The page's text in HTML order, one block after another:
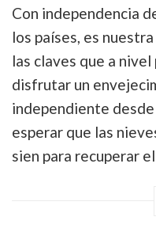
Con independencia
los países, es
las claves que a
disfrutar un
independiente
esperar que las
sien para recuperar